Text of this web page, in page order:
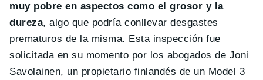
muy pobre en aspectos como el grosor y la
dureza, algo que podría conllevar desgastes
prematuros de la misma. Esta inspección fue
solicitada en su momento por los abogados de Joni
Savolainen, un propietario finlandés de un Model 3